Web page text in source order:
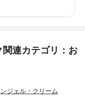
連カテゴリ：お
ジェル・クリーム